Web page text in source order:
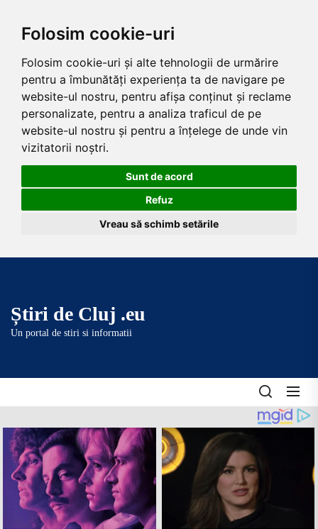
Folosim cookie-uri
Folosim cookie-uri și alte tehnologii de urmărire
pentru a îmbunătăți experiența ta de navigare pe
website-ul nostru, pentru afișa conținut și reclame
personalizate, pentru a analiza traficul de pe
website-ul nostru și pentru a înțelege de unde vin
vizitatorii noștri.
Sunt de acord
Refuz
Vreau să schimb setările
content
Știri de Cluj .eu
Un portal de stiri si informatii